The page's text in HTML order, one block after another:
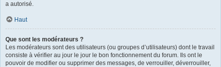
a autorisé.
Haut
Que sont les modérateurs ?
Les modérateurs sont des utilisateurs (ou groupes d’utilisateurs) dont le travail
consiste à vérifier au jour le jour le bon fonctionnement du forum. Ils ont le
pouvoir de modifier ou supprimer des messages, de verrouiller, déverrouiller,